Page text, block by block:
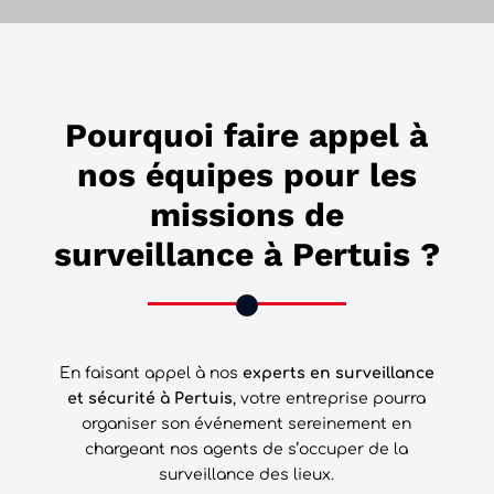
Pourquoi faire appel à
nos équipes pour les
missions de
surveillance à Pertuis ?
En faisant appel à nos experts en surveillance
et sécurité à Pertuis, votre entreprise pourra
organiser son événement sereinement en
chargeant nos agents de s’occuper de la
surveillance des lieux.